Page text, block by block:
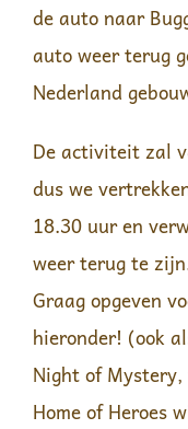
de auto naar
auto weer terug
Nederland
De activiteit zal
dus we
18.30 uur en
weer terug te
Graag opgeven
hieronder! (ook
Night of
Home of Heroes